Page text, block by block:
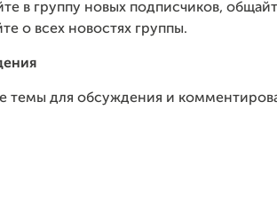
в группу новых подписчиков,
о всех новостях группы.
темы для обсуждения и